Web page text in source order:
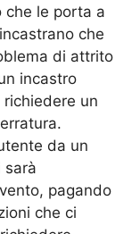
che le porta a
che
di attrito
incastro
un
da un
sarà
pagando
che ci